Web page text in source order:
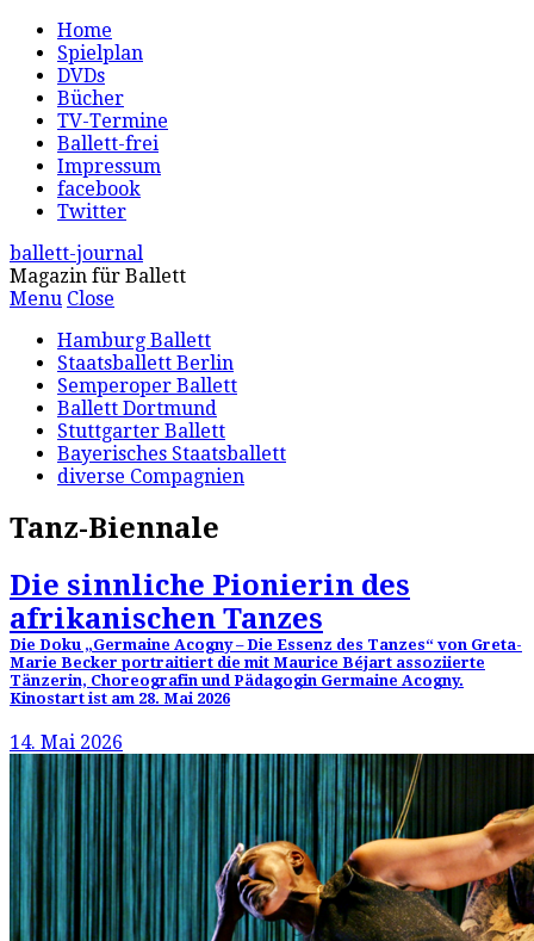
Home
Spielplan
DVDs
Bücher
TV-Termine
Ballett-frei
Impressum
facebook
Twitter
ballett-journal
Magazin für Ballett
Menu Close
Hamburg Ballett
Staatsballett Berlin
Semperoper Ballett
Ballett Dortmund
Stuttgarter Ballett
Bayerisches Staatsballett
diverse Compagnien
Tanz-Biennale
Die sinnliche Pionierin des
afrikanischen Tanzes
Die Doku „Germaine Acogny – Die Essenz des Tanzes“ von Greta-
Marie Becker portraitiert die mit Maurice Béjart assoziierte
Tänzerin, Choreografin und Pädagogin Germaine Acogny.
Kinostart ist am 28. Mai 2026
14. Mai 2026